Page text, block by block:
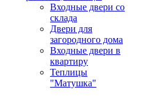
Входные двери со
склада
Двери для
загородного дома
Входные двери в
квартиру
Теплицы
"Матушка"